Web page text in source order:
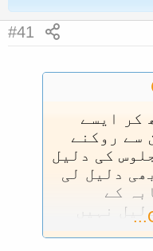
#41
کر ایسے
سے روکنے
کی دلیل
دلیل لی
کے
نہیں